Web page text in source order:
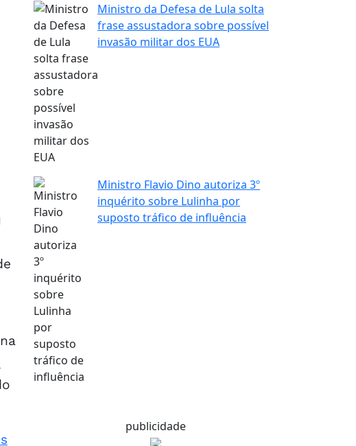
Ministro da Defesa de Lula solta
frase assustadora sobre possível
invasão militar dos EUA
Ministro Flavio Dino autoriza 3º
inquérito sobre Lulinha por
suposto tráfico de influência
publicidade